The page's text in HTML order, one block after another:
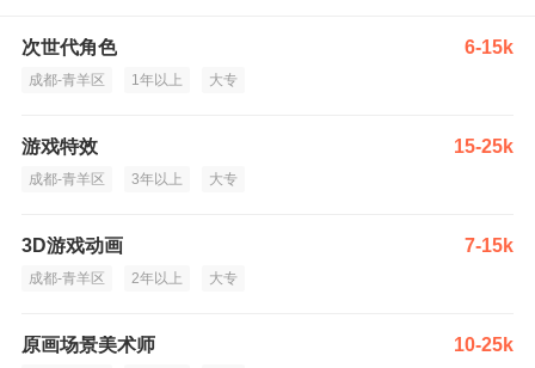
次世代角色 6-15k
成都-青羊区 1年以上 大专
游戏特效 15-25k
成都-青羊区 3年以上 大专
3D游戏动画 7-15k
成都-青羊区 2年以上 大专
原画场景美术师 10-25k